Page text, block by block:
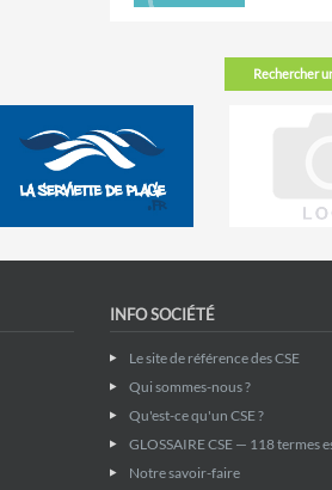
Rechercher
INFO SOCIÉTÉ
Le site de référence des CSE
Qui sommes-nous ?
Qu'est-ce qu'un CSE ?
GLOSSAIRE CSE — 118 termes
Notre savoir-faire